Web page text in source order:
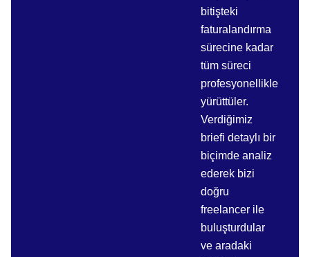
bitişteki
faturalandırma
sürecine kadar
tüm süreci
profesyonellikle
yürüttüler.
Verdiğimiz
briefi detaylı bir
biçimde analiz
ederek bizi
doğru
freelancer ile
buluşturdular
ve aradaki